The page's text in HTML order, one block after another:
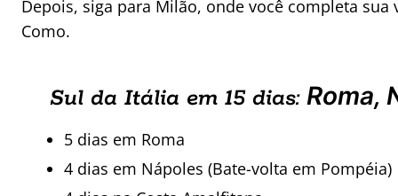
Depois, siga para Milão, onde você completa
Como.
Sul da Itália em 15 dias: Roma,
5 dias em Roma
4 dias em Nápoles (Bate-volta em Pompéia)